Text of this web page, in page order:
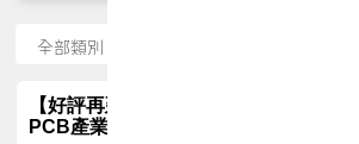
【好評再延長】PCB GPT 全面開放體
PCB產業專屬 AI 知識平台